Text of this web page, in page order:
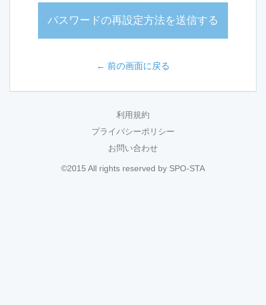
パスワードの再設定方法を送信する
← 前の画面に戻る
利用規約
プライバシーポリシー
お問い合わせ
©2015 All rights reserved by SPO-STA